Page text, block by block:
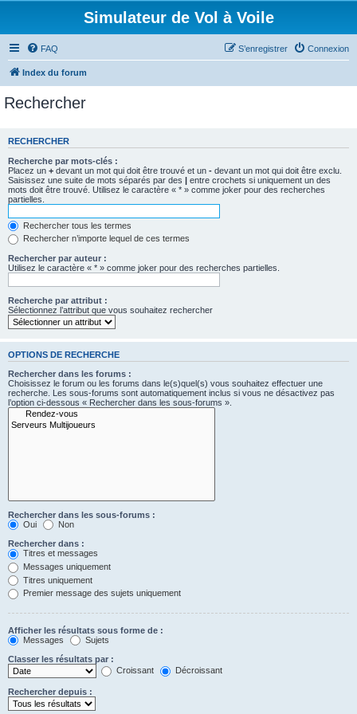
Simulateur de Vol à Voile
FAQ Connexion
S’enregistrer
Index du forum
Rechercher
RECHERCHER
Recherche par mots-clés :
Placez un + devant un mot qui doit être trouvé et un - devant un mot qui doit être exclu.
Saisissez une suite de mots séparés par des | entre crochets si uniquement un des
mots doit être trouvé. Utilisez le caractère « * » comme joker pour des recherches
partielles.
Rechercher tous les termes
Rechercher n’importe lequel de ces termes
Rechercher par auteur :
Utilisez le caractère « * » comme joker pour des recherches partielles.
Recherche par attribut :
Sélectionnez l’attribut que vous souhaitez rechercher
OPTIONS DE RECHERCHE
Rechercher dans les forums :
Choisissez le forum ou les forums dans le(s)quel(s) vous souhaitez effectuer une
recherche. Les sous-forums sont automatiquement inclus si vous ne désactivez pas
l’option ci-dessous « Rechercher dans les sous-forums ».
Rechercher dans les sous-forums :
Oui
Non
Rechercher dans :
Titres et messages
Messages uniquement
Titres uniquement
Premier message des sujets uniquement
Afficher les résultats sous forme de :
Messages
Sujets
Classer les résultats par :
Croissant
Décroissant
Rechercher depuis :